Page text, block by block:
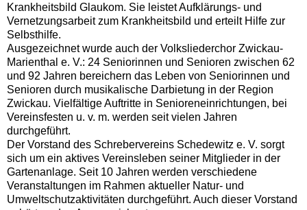
Krankheitsbild Glaukom. Sie leistet Aufklärungs- und
Vernetzungsarbeit zum Krankheitsbild und erteilt Hilfe zur
Selbsthilfe.
Ausgezeichnet wurde auch der Volksliederchor Zwickau-
Marienthal e. V.: 24 Seniorinnen und Senioren zwischen 62
und 92 Jahren bereichern das Leben von Seniorinnen und
Senioren durch musikalische Darbietung in der Region
Zwickau. Vielfältige Auftritte in Senioreneinrichtungen, bei
Vereinsfesten u. v. m. werden seit vielen Jahren
durchgeführt.
Der Vorstand des Schrebervereins Schedewitz e. V. sorgt
sich um ein aktives Vereinsleben seiner Mitglieder in der
Gartenanlage. Seit 10 Jahren werden verschiedene
Veranstaltungen im Rahmen aktueller Natur- und
Umweltschutzaktivitäten durchgeführt. Auch dieser Vorstand